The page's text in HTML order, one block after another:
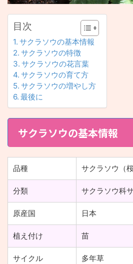
目次
サクラソウの基本情報
サクラソウの特徴
サクラソウの花言葉
サクラソウの育て方
サクラソウの増やし方
最後に
サクラソウの基本情報
品種 サクラソウ（桜
分類 サクラソウ科
原産国 日本
植え付け 苗
サイクル 多年草